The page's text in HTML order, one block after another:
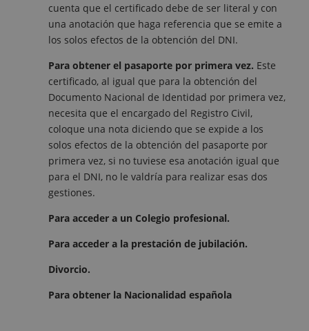
cuenta que el certificado debe de ser literal y con
una anotación que haga referencia que se emite a
los solos efectos de la obtención del DNI.
Para obtener el pasaporte por primera vez. Este
certificado, al igual que para la obtención del
Documento Nacional de Identidad por primera vez,
necesita que el encargado del Registro Civil,
coloque una nota diciendo que se expide a los
solos efectos de la obtención del pasaporte por
primera vez, si no tuviese esa anotación igual que
para el DNI, no le valdría para realizar esas dos
gestiones.
Para acceder a un Colegio profesional.
Para acceder a la prestación de jubilación.
Divorcio.
Para obtener la Nacionalidad española